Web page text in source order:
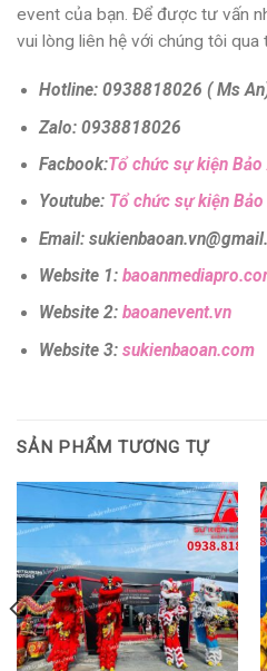
event của bạn. Để được tư vấn
vui lòng liên hệ với chúng tôi qua
Hotline: 0938818026 ( Ms
Zalo: 0938818026
Facbook:Tổ chức sự kiện Bảo
Youtube: Tổ chức sự kiện Bảo
Email:
Website 1:
Website 2:baoanevent.vn
Website 3:sukienbaoan.com
SẢN PHẨM TƯƠNG TỰ